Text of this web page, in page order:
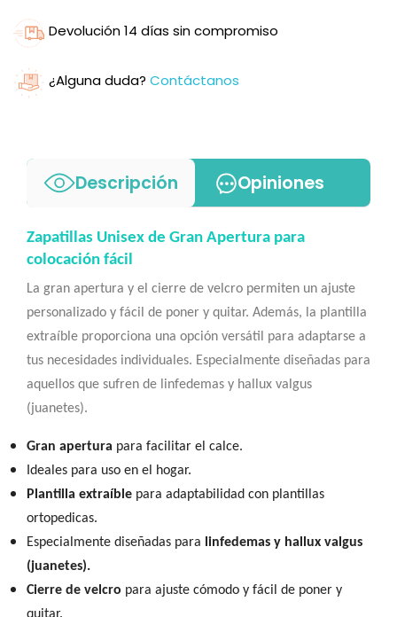
Devolución 14 días sin compromiso
¿Alguna duda? Contáctanos
Descripción Opiniones
Zapatillas Unisex de Gran Apertura para
colocación fácil
La gran apertura y el cierre de velcro permiten un ajuste
personalizado y fácil de poner y quitar. Además, la plantilla
extraíble proporciona una opción versátil para adaptarse a
tus necesidades individuales. Especialmente diseñadas para
aquellos que sufren de linfedemas y hallux valgus
(juanetes).
Gran apertura para facilitar el calce.
Ideales para uso en el hogar.
Plantilla extraíble para adaptabilidad con plantillas
ortopedicas.
Especialmente diseñadas para linfedemas y hallux valgus
(juanetes).
Cierre de velcro para ajuste cómodo y fácil de poner y